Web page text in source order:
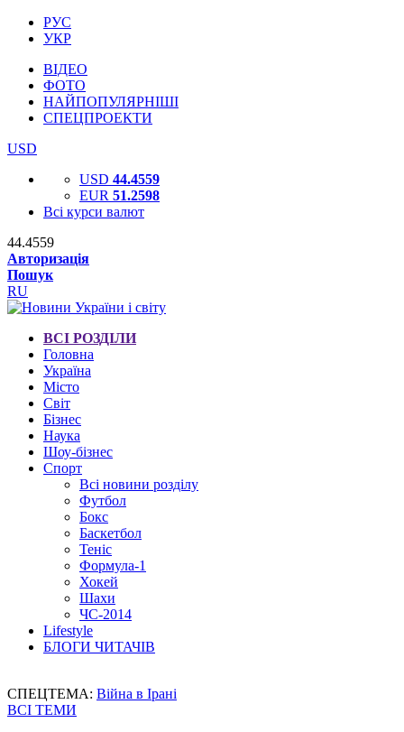
РУС
УКР
ВІДЕО
ФОТО
НАЙПОПУЛЯРНІШІ
СПЕЦПРОЕКТИ
USD
USD 44.4559
EUR 51.2598
Всі курси валют
44.4559
Авторизація
Пошук
RU
ВСІ РОЗДІЛИ
Головна
Україна
Місто
Світ
Бізнес
Наука
Шоу-бізнес
Спорт
Всі новини розділу
Футбол
Бокс
Баскетбол
Теніс
Формула-1
Хокей
Шахи
ЧС-2014
Lifestyle
БЛОГИ ЧИТАЧІВ
СПЕЦТЕМА: Війна в Ірані
ВСІ ТЕМИ